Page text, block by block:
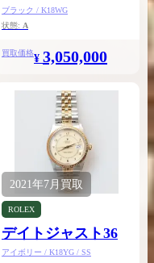
ブラック / K18WG
状態: A
買取価格¥ 3,050,000
2021年7月 買取
ROLEX
デイトジャスト36
アイボリー / K18YG / SS